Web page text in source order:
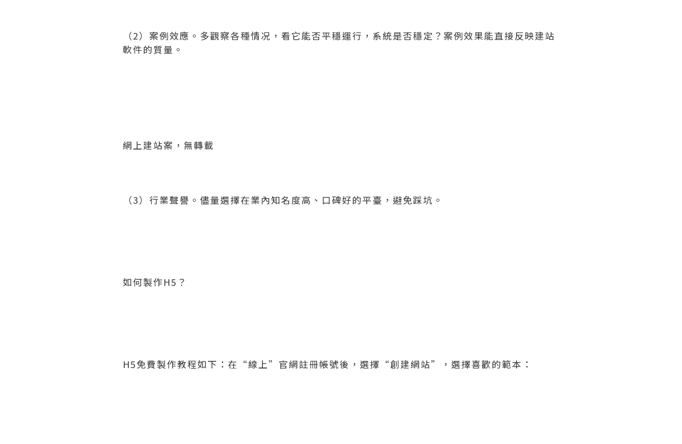
（2）案例效應。多觀察各種情况，看它能否平穩運行，系統是否穩定？案例效果能直接反映建站
軟件的質量。
網上建站案，無轉載
（3）行業聲譽。儘量選擇在業內知名度高、口碑好的平臺，避免踩坑。
如何製作H5？
H5免費製作教程如下：在“線上”官網註冊帳號後，選擇“創建網站”，選擇喜歡的範本：